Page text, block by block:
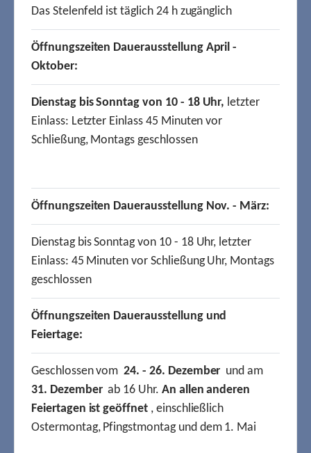
Das Stelenfeld ist täglich 24 h zugänglich
Öffnungszeiten Dauerausstellung April -
Oktober:
Dienstag bis Sonntag von 10 - 18 Uhr, letzter
Einlass: Letzter Einlass 45 Minuten vor
Schließung, Montags geschlossen
Öffnungszeiten Dauerausstellung Nov. - März:
Dienstag bis Sonntag von 10 - 18 Uhr, letzter
Einlass: 45 Minuten vor Schließung Uhr, Montags
geschlossen
Öffnungszeiten Dauerausstellung und
Feiertage:
Geschlossen vom24. - 26. Dezember und am
31. Dezemberab 16 Uhr. An allen anderen
Feiertagen ist geöffnet, einschließlich
Ostermontag, Pfingstmontag und dem 1. Mai